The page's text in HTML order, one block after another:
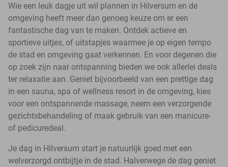
Wie een leuk dagje uit wil plannen in Hilversum en de
omgeving heeft meer dan genoeg keuze om er een
fantastische dag van te maken. Ontdek actieve en
sportieve uitjes, of uitstapjes waarmee je op eigen tempo
de stad en omgeving gaat verkennen. En voor degenen die
op zoek zijn naar ontspanning bieden we ook allerlei deals
ter relaxatie aan. Geniet bijvoorbeeld van een prettige dag
in een sauna, spa of wellness resort in de omgeving, kies
voor een ontspannende massage, neem een verzorgende
gezichtsbehandeling of maak gebruik van een manicure-
of pedicuredeal.
Je dag in Hilversum start je natuurlijk goed met een
welverzorgd ontbijtje in de stad. Halverwege de dag geniet